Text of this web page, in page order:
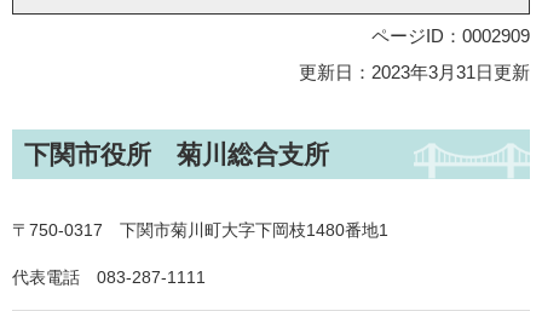
ページID：0002909
更新日：2023年3月31日更新
下関市役所 菊川総合支所
〒750-0317 下関市菊川町大字下岡枝1480番地1
代表電話 083-287-1111